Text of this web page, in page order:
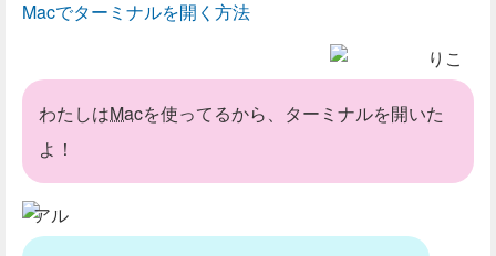
Macでターミナルを開く方法
りこ
わたしはMacを使ってるから、ターミナルを開いた
よ！
アル